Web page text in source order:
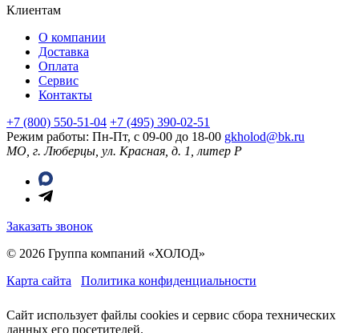
Клиентам
О компании
Доставка
Оплата
Сервис
Контакты
+7 (800) 550-51-04 +7 (495) 390-02-51
Режим работы: Пн-Пт, с 09-00 до 18-00 gkholod@bk.ru
МО, г. Люберцы, ул. Красная, д. 1, литер Р
Заказать звонок
© 2026 Группа компаний «ХОЛОД»
Карта сайта
Политика конфиденциальности
Сайт использует файлы cookies и сервис сбора технических
данных его посетителей.